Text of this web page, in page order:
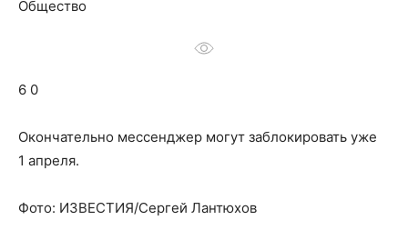
Общество
6 0
Окончательно мессенджер могут заблокировать уже
1 апреля.
Фото: ИЗВЕСТИЯ/Сергей Лантюхов